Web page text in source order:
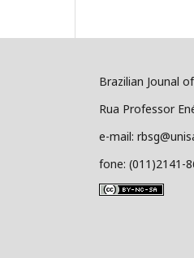
Brazilian Jounal
Rua Professor
e-mail:
fone: (011)2141-